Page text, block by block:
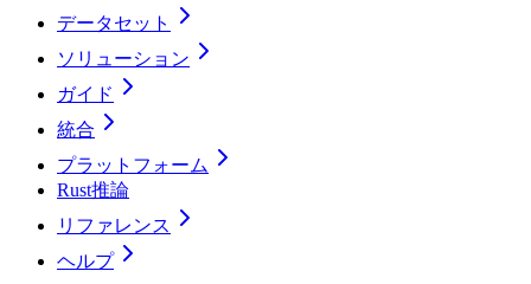
データセット
ソリューション
ガイド
統合
プラットフォーム
Rust推論
リファレンス
ヘルプ